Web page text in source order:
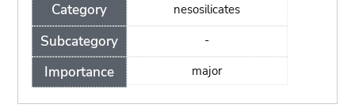
Category
Subcategory
Importance
nesosilicates
-
major